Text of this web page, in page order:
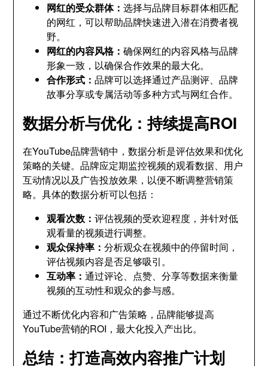
网红的受众群体：选择与品牌目标群体相匹配
的网红，可以帮助品牌快速进入潜在消费者视
野。
网红的内容风格：确保网红的内容风格与品牌
形象一致，以确保合作效果的最大化。
合作形式：品牌可以选择通过产品测评、品牌
故事分享或专属活动等多种方式与网红合作。
数据分析与优化：持续提高ROI
在YouTube品牌营销中，数据分析是评估效果和优化
策略的关键。品牌应定期监控视频的观看数据、用户
互动情况以及广告投放效果，以便不断调整营销策
略。具体的数据分析可以包括：
观看次数：评估视频的受欢迎程度，并针对低
观看量的视频进行调整。
观众保持率：分析观众在视频中的停留时间，
评估视频内容是否足够吸引。
互动率：通过评论、点赞、分享等数据来衡量
视频的互动性和观众的参与感。
通过不断优化内容和广告策略，品牌能够提高
YouTube营销的ROI，最大化投入产出比。
总结：打造高效内容推广计划